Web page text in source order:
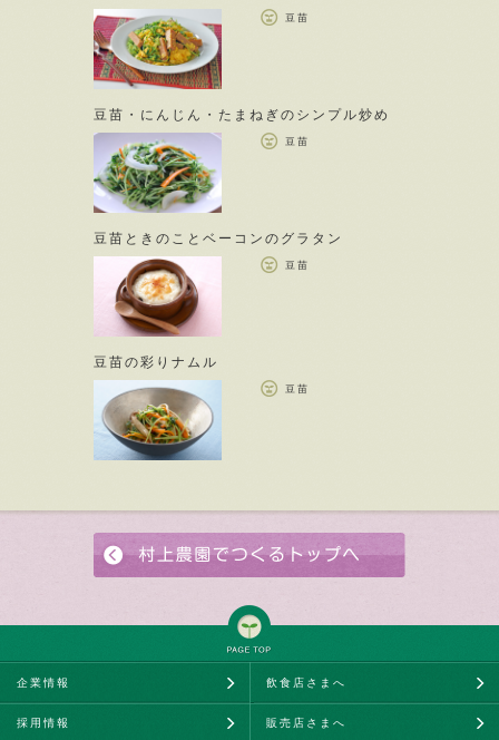
豆苗
豆苗・にんじん・たまねぎのシンプル炒め
豆苗
豆苗ときのことベーコンのグラタン
豆苗
豆苗の彩りナムル
豆苗
企業情報 飲食店さまへ
採用情報 販売店さまへ